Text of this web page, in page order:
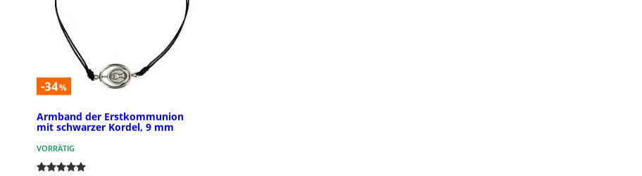
-34%
Armband der Erstkommunion
mit schwarzer Kordel, 9 mm
VORRÄTIG